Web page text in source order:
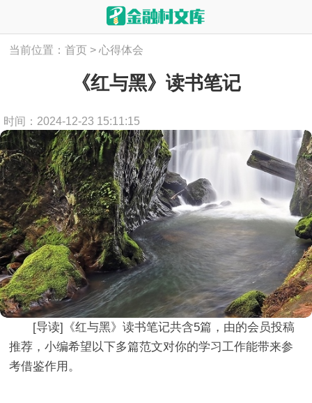
当前位置：首页 > 心得体会
《红与黑》读书笔记
时间：2024-12-23 15:11:15
[导读] 《红与黑》读书笔记共含5篇，由的会员投稿
推荐，小编希望以下多篇范文对你的学习工作能带来参
考借鉴作用。